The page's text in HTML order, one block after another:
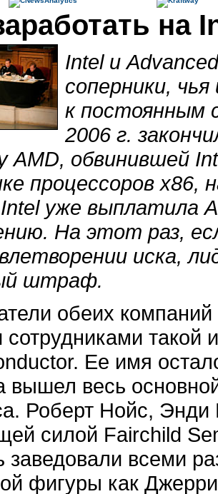
обеих
сотрудниками такой
Ее имя
вышел весь
Роберт Нойс, Энди
силой Fairchild
заведовали всеми
фигуры как
и достиг
его умелому
столь
бывших коллегах:
в сфере
фигура, двигатель
Гейтсом, и это —
работают
технического
Мура и умения